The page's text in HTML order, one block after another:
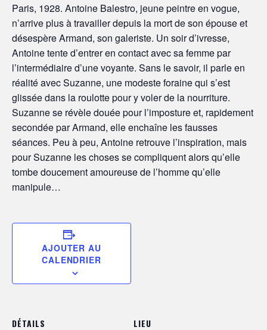
Paris, 1928. Antoine Balestro, jeune peintre en vogue,
n’arrive plus à travailler depuis la mort de son épouse et
désespère Armand, son galeriste. Un soir d’ivresse,
Antoine tente d’entrer en contact avec sa femme par
l’intermédiaire d’une voyante. Sans le savoir, il parle en
réalité avec Suzanne, une modeste foraine qui s’est
glissée dans la roulotte pour y voler de la nourriture.
Suzanne se révèle douée pour l’imposture et, rapidement
secondée par Armand, elle enchaîne les fausses
séances. Peu à peu, Antoine retrouve l’inspiration, mais
pour Suzanne les choses se compliquent alors qu’elle
tombe doucement amoureuse de l’homme qu’elle
manipule…
AJOUTER AU
CALENDRIER
DÉTAILS LIEU